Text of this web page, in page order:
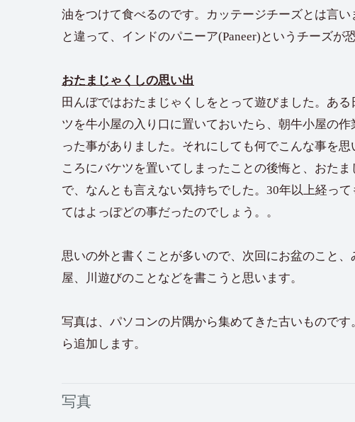
油をつけて食べるのです。カッテージチーズとは言
と違って、インドのパニーア(Paneer)というチーズが
おたまじゃくしの思い出
田んぼではおたまじゃくしをとって遊びました。あ
ツを牛小屋の入り口に置いておいたら、朝牛小屋の
った事がありました。それにしても何でこんな事を
ころにバケツを置いてしまったことの後悔と、おた
で、なんとも言えない気持ちでした。30年以上経っ
てはよっぽどの事だったのでしょう。。
思いの外と書くことが多いので、次回にお盆のこと
屋、川遊びのことなどを書こうと思います。
写真は、パソコンの片隅から集めてきた古いもので
ら追加します。
写真